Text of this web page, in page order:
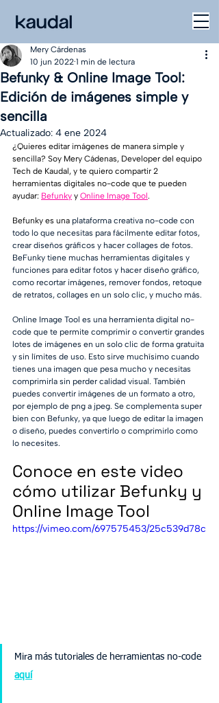
Befunky & Online Image Tool:
Edición de imágenes simple y
sencilla
Mery Cárdenas
10 jun 2022 1 min de lectura
Actualizado: 4 ene 2024
¿Quieres editar imágenes de manera simple y
sencilla? Soy Mery Cádenas, Developer del equipo
Tech de Kaudal, y te quiero compartir 2
herramientas digitales no-code que te pueden
ayudar: Befunky y Online Image Tool.
Befunky es una plataforma creativa no-code con
todo lo que necesitas para fácilmente editar fotos,
crear diseños gráficos y hacer collages de fotos.
BeFunky tiene muchas herramientas digitales y
funciones para editar fotos y hacer diseño gráfico,
como recortar imágenes, remover fondos, retoque
de retratos, collages en un solo clic, y mucho más.
Online Image Tool es una herramienta digital no-
code que te permite comprimir o convertir grandes
lotes de imágenes en un solo clic de forma gratuita
y sin límites de uso. Esto sirve muchísimo cuando
tienes una imagen que pesa mucho y necesitas
comprimirla sin perder calidad visual. También
puedes convertir imágenes de un formato a otro,
por ejemplo de png a jpeg. Se complementa super
bien con Befunky, ya que luego de editar la imagen
o diseño, puedes convertirlo o comprimirlo como
lo necesites.
Conoce en este video
cómo utilizar Befunky y
Online Image Tool
https://vimeo.com/697575453/25c539d78c
Mira más tutoriales de herramientas no-code
aquí